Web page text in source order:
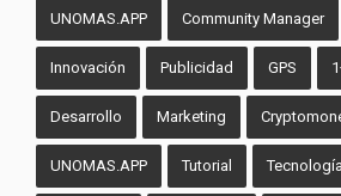
UNOMAS.APP Community Manager
Innovación Publicidad GPS
Desarrollo Marketing
UNOMAS.APP Tutorial Tecnología